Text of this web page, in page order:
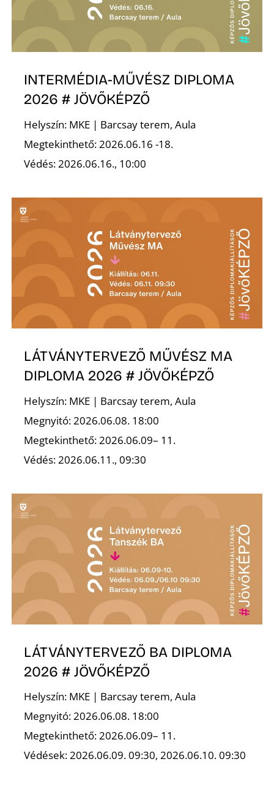
INTERMÉDIA-MŰVÉSZ DIPLOMA
2026 # JÖVŐKÉPZŐ
Helyszín: MKE | Barcsay terem, Aula
Megtekinthető: 2026.06.16 -18.
Védés: 2026.06.16., 10:00
LÁTVÁNYTERVEZŐ MŰVÉSZ MA
DIPLOMA 2026 # JÖVŐKÉPZŐ
Helyszín: MKE | Barcsay terem, Aula
Megnyitó: 2026.06.08. 18:00
Megtekinthető: 2026.06.09– 11.
Védés: 2026.06.11., 09:30
LÁTVÁNYTERVEZŐ BA DIPLOMA
2026 # JÖVŐKÉPZŐ
Helyszín: MKE | Barcsay terem, Aula
Megnyitó: 2026.06.08. 18:00
Megtekinthető: 2026.06.09– 11.
Védések: 2026.06.09. 09:30, 2026.06.10. 09:30